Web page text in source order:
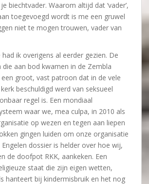
biechtvader. Waarom altijd dat ‘vader’,
toegevoegd wordt is me een gruwel
niet te mogen trouwen, vader van
ik overigens al eerder gezien. De
die aan bod kwamen in de Zembla
groot, vast patroon dat in de vele
beschuldigd werd van seksueel
regel is. Een mondiaal
waar we, mea culpa, in 2010 als
op wezen en tegen aan liepen
gingen luiden om onze organisatie
dossier is helder over hoe wij,
de doofpot RKK, aankeken. Een
staat die zijn eigen wetten,
hanteert bij kindermisbruik en het nog